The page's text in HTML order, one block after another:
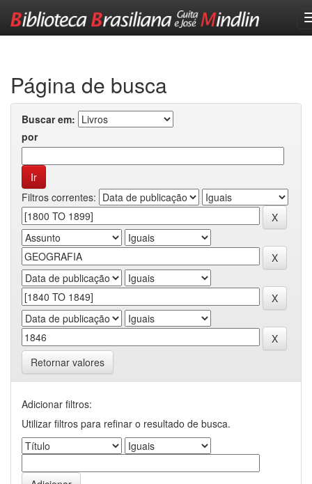
Página de busca
Buscar em:
por
Filtros correntes:
Retornar valores
Adicionar filtros:
Utilizar filtros para refinar o resultado de busca.